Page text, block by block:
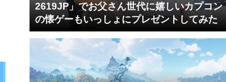
2619JP」でお父さん世代に嬉しいカプコン
の懐ゲーもいっしょにプレゼントしてみた